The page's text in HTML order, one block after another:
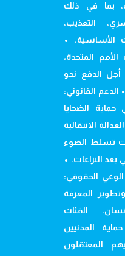
بما في ذلك
التعذيب،
الأساسية. •
الأمم المتحدة،
أجل الدفع نحو
القانوني:
الضحايا
الانتقالية
تسلط الضوء
النزاعات. •
الحقوقي:
المعرفة
الفئات
المدنيين
المعتقلون